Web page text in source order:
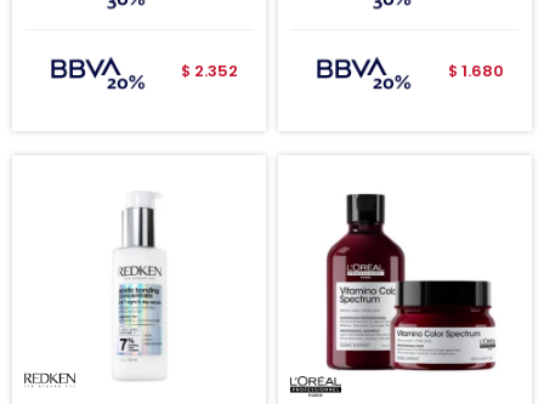
$ 2.352 $ 1.680